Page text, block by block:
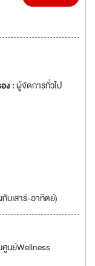
ง :ผู้จัดการทั่วไป
บเสาร์-อาทิตย์)
ศูนย์Wellness